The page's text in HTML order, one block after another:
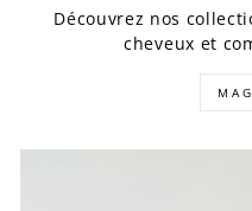
Découvrez nos
cheveux et